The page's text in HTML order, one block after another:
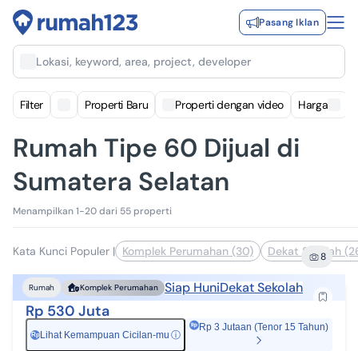
Pasang Iklan
Lokasi, keyword, area, project, developer
Filter Properti Baru Properti dengan video Harga
Rumah Tipe 60 Dijual di
Sumatera Selatan
Menampilkan 1-20 dari 55 properti
Kata Kunci Populer | Komplek Perumahan (30) Dekat Sekolah
8
Rumah Komplek Perumahan Siap HuniDekat Sekolah
Rp 530 Juta
Rp Lihat Kemampuan Cicilan-mu ⓘ
Rp 3 Jutaan (Tenor 15 Tahun)